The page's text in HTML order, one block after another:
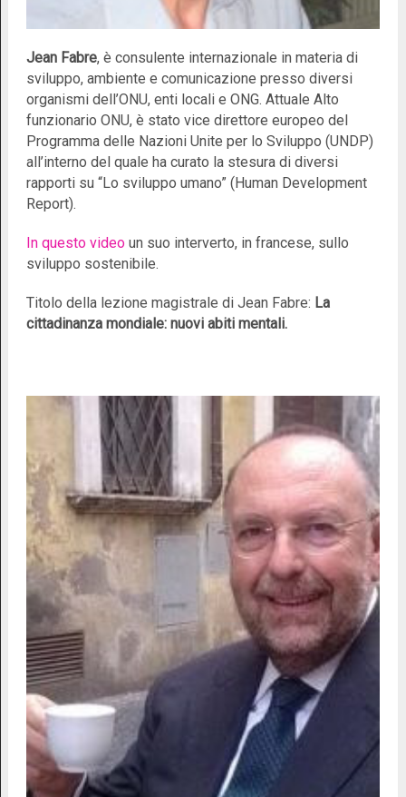
Jean Fabre, è consulente internazionale in materia di
sviluppo, ambiente e comunicazione presso diversi
organismi dell’ONU, enti locali e ONG. Attuale Alto
funzionario ONU, è stato vice direttore europeo del
Programma delle Nazioni Unite per lo Sviluppo (UNDP)
all’interno del quale ha curato la stesura di diversi
rapporti su “Lo sviluppo umano” (Human Development
Report).
In questo videoun suo interverto, in francese, sullo
sviluppo sostenibile.
Titolo della lezione magistrale di Jean Fabre: La
cittadinanza mondiale: nuovi abiti mentali.